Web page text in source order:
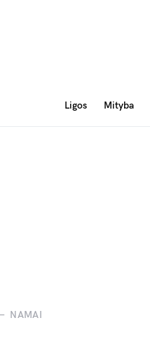
Ligos Mityba
NAMAI